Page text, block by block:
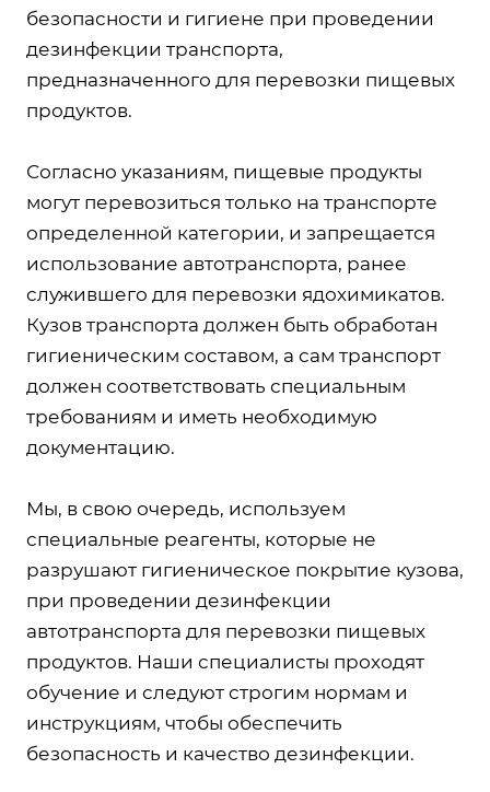
безопасности и гигиене при проведении
дезинфекции транспорта,
предназначенного для перевозки пищевых
продуктов.
Согласно указаниям, пищевые продукты
могут перевозиться только на транспорте
определенной категории, и запрещается
использование автотранспорта, ранее
служившего для перевозки ядохимикатов.
Кузов транспорта должен быть обработан
гигиеническим составом, а сам транспорт
должен соответствовать специальным
требованиям и иметь необходимую
документацию.
Мы, в свою очередь, используем
специальные реагенты, которые не
разрушают гигиеническое покрытие кузова,
при проведении дезинфекции
автотранспорта для перевозки пищевых
продуктов. Наши специалисты проходят
обучение и следуют строгим нормам и
инструкциям, чтобы обеспечить
безопасность и качество дезинфекции.